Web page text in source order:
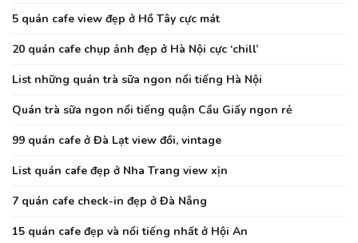
5 quán cafe view đẹp ở Hồ Tây cực mát
20 quán cafe chụp ảnh đẹp ở Hà Nội cực ‘chill’
List những quán trà sữa ngon nổi tiếng Hà Nội
Quán trà sữa ngon nổi tiếng quận Cầu Giấy ngon rẻ
99 quán cafe ở Đà Lạt view đồi, vintage
List quán cafe đẹp ở Nha Trang view xịn
7 quán cafe check-in đẹp ở Đà Nẵng
15 quán cafe đẹp và nổi tiếng nhất ở Hội An